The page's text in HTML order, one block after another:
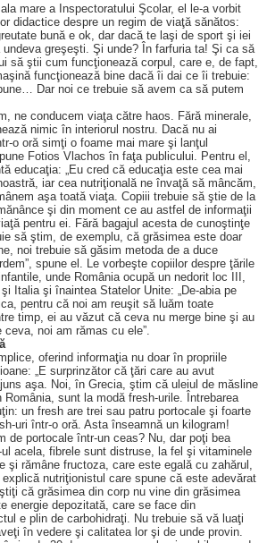
mare a Inspectoratului Şcolar, el le-a vorbit
didactice despre un regim de viaţă sănătos:
bună e ok, dar dacă te laşi de sport şi iei
greşeşti. Şi unde? În farfuria ta! Şi ca să
să ştii cum funcţionează corpul, care e, de fapt,
funcţionează bine dacă îi dai ce îi trebuie:
Dar noi ce trebuie să avem ca să putem
ne conducem viaţa către haos. Fără minerale,
nimic în interiorul nostru. Dacă nu ai
o oră simţi o foame mai mare şi lanţul
Fotios Vlachos în faţa publicului. Pentru el,
educaţia: „Eu cred că educaţia este cea mai
iar cea nutriţională ne învaţă să mâncăm,
aşa toată viaţa. Copiii trebuie să ştie de la
şi din moment ce au astfel de informaţii
pentru ei. Fără bagajul acesta de cunoştinţe
să ştim, de exemplu, că grăsimea este doar
noi trebuie să găsim metoda de a duce
spune el. Le vorbeşte copiilor despre ţările
unde România ocupă un nedorit loc III,
Italia şi înaintea Statelor Unite: „De-abia pe
pentru că noi am reuşit să luăm toate
timp, ei au văzut că ceva nu merge bine şi au
noi am rămas cu ele”.
oferind informaţia nu doar în propriile
„E surprinzător că ţări care au avut
aşa. Noi, în Grecia, ştim că uleiul de măsline
sunt la modă fresh-urile. Întrebarea
un fresh are trei sau patru portocale şi foarte
uri într-o oră. Asta înseamnă un kilogram!
de portocale într-un ceas? Nu, dar poţi bea
acela, fibrele sunt distruse, la fel şi vitaminele
şi rămâne fructoza, care este egală cu zahărul,
explică nutriţionistul care spune că este adevărat
că grăsimea din corp nu vine din grăsimea
energie depozitată, care se face din
e plin de carbohidraţi. Nu trebuie să vă luaţi
în vedere şi calitatea lor şi de unde provin.